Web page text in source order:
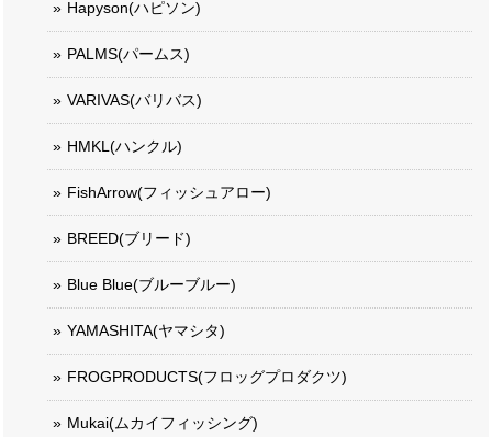
Hapyson(ハピソン)
PALMS(パームス)
VARIVAS(バリバス)
HMKL(ハンクル)
FishArrow(フィッシュアロー)
BREED(ブリード)
Blue Blue(ブルーブルー)
YAMASHITA(ヤマシタ)
FROGPRODUCTS(フロッグプロダクツ)
Mukai(ムカイフィッシング)